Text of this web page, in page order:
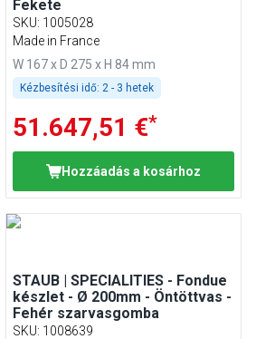
Fekete
SKU: 1005028
Made in France
W 167 x D 275 x H 84 mm
Kézbesítési idő: 2 - 3 hetek
51.647,51 €*
Hozzáadás a kosárhoz
STAUB | SPECIALITIES - Fondue
készlet - Ø 200mm - Öntöttvas -
Fehér szarvasgomba
SKU: 1008639